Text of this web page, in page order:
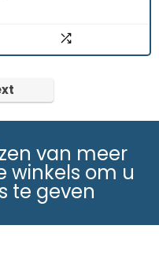
van meer
winkels om u
te geven